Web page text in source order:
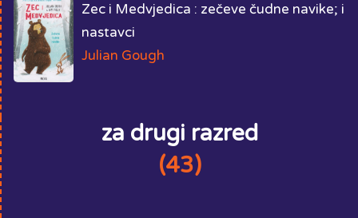
Zec i Medvjedica : zečeve čudne navike; i
nastavci
Julian Gough
za drugi razred
(43)